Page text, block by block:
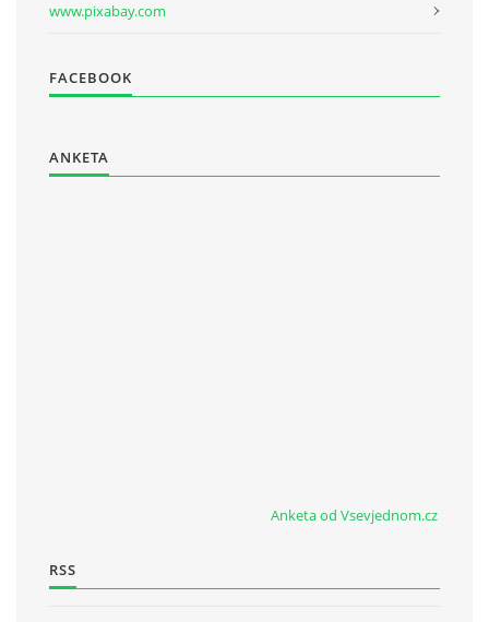
www.pixabay.com
FACEBOOK
ANKETA
Anketa od Vsevjednom.cz
RSS